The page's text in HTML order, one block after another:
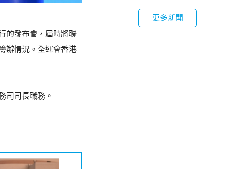
的發布會，屆時將聯
辦情況。全運會香港
司司長職務。
更多新聞